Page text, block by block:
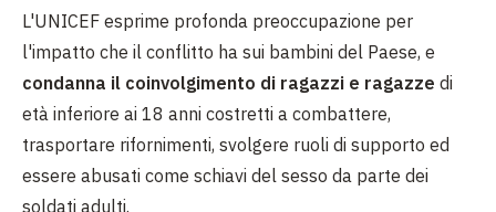
L'UNICEF esprime profonda preoccupazione per
l'impatto che il conflitto ha sui bambini del Paese, e
condanna il coinvolgimento di ragazzi e ragazze di
età inferiore ai 18 anni costretti a combattere,
trasportare rifornimenti, svolgere ruoli di supporto ed
essere abusati come schiavi del sesso da parte dei
soldati adulti.